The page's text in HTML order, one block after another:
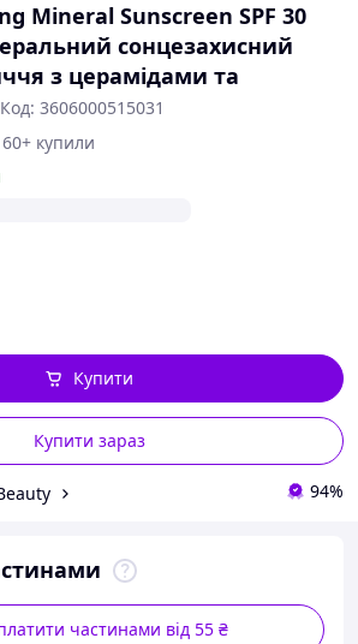
Mineral Sunscreen SPF 30
сонцезахисний
з церамідами та
Код: 3606000515031
60+ купили
Купити зараз
Купити
94%
частинами від 55 ₴